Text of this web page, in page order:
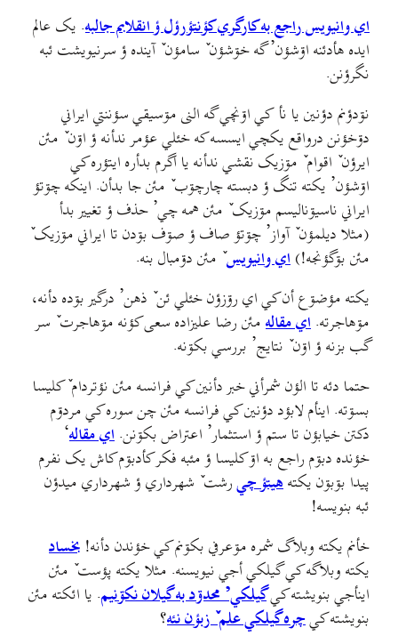
اي وانیویس راجع به کارگري کؤنتؤرؤل ؤ انقلابم جالبه. يک عالم
ايده هأدئنه اۊشؤن’ گه خۊشؤن ٚ سامؤن ٚ آينده ؤ سرنيويشت ئبه
نگرؤنن.
نۊدؤنم دؤنين يا نأ کي اۊنچي گه النی مۊسيقي سؤننتي ايراني
دۊخؤنن درواقع يکچي ايسسه که خئلي عؤمر ندأنه ؤ اۊن ٚ مئن
ايرؤن ٚ اقوام ٚ مۊزيک نقشي ندأنه يا اگرم بدأره ايتؤره کي
اۊشؤن’ يکته تنگ ؤ دبسته چارچۊب ٚ مئن جا بدأن. اينکه چۊتؤ
ايراني ناسيۊناليسم مۊزيک ٚ مئن همه چي’ حذف ؤ تغيير بدأ
(مثلا ديلمؤن ٚ آواز’ چۊتؤ صاف ؤ صۊف بۊدن تا ايراني مۊزيک ٚ
مئن بۊگؤنجه!)اي وانیویسٚ مئن دۊمبال بنه.
يکته مؤضۊع أن کي اي رۊزؤن خئلي ئن ٚ ذهن’ درگير بۊده دأنه،
مۊهاجرته. اي مقاله مئن رضا عليزاده سعی کؤنه مۊهاجرت ٚ سر
گب بزنه ؤ اۊن ٚ نتايج’ بررسي بکۊنه.
حتما دئه تا الؤن شمرأني خبر دأنين کي فرانسه مئن نؤتردام ٚ کلیسا
بسۊته. اينأم لابؤد دؤنين کي فرانسه مئن چن سوره کي مردۊم
دکتن خيابؤن تا ستم ؤ استثمار’ اعتراض بکۊنن. اي مقاله‘
خؤنده دبۊم راجع به اۊ کليسا ؤ مئبه فکر کأدبۊم کاش يک نفرم
پيدا بۊبۊن يکتههيتؤ چيرشت ٚ شهرداري ؤ شهرداري میدؤن
ئبه بنويسه!
خأنم یکته وبلاگ شمره مۊعرفي بکۊنم کي خؤندن دأنه! بخساد
یکته وبلاگه کي گیلکي أجي نيويسنه. مثلا یکته پؤست ٚ مئن
اينأجي بنويشته کيگیلکي’ محدۊد به گیلان نکۊنيم. یا ائکته مئن
بنويشته کيچره گیلکي علم ٚ زبؤن نئه؟